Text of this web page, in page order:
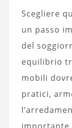
Scegliere
un passo
del
equilibrio
mobili
pratici,